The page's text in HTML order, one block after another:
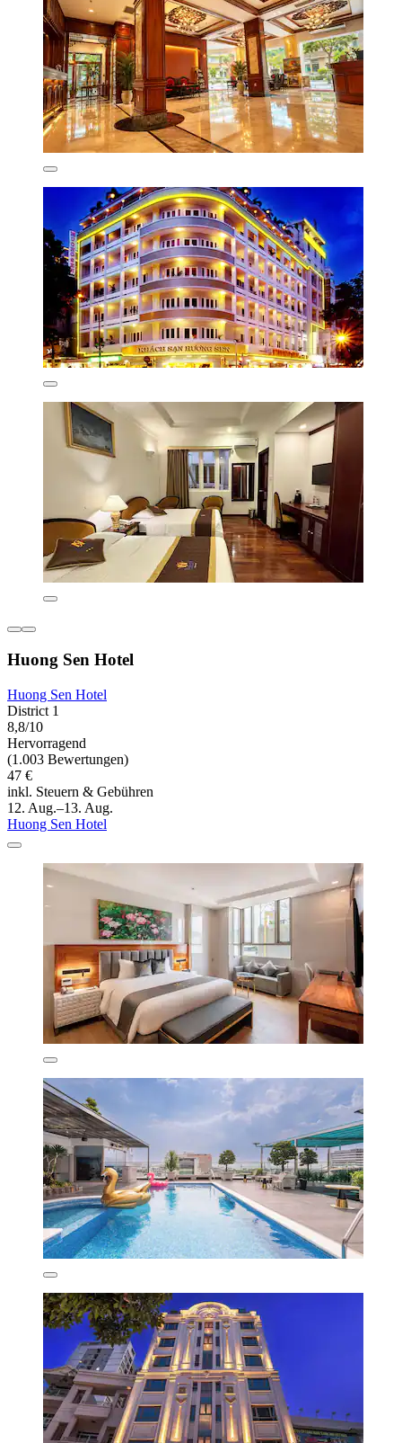
Huong Sen Hotel
Huong Sen Hotel
District 1
8,8/10
Hervorragend
(1.003 Bewertungen)
47 €
inkl. Steuern & Gebühren
12. Aug.–13. Aug.
Huong Sen Hotel